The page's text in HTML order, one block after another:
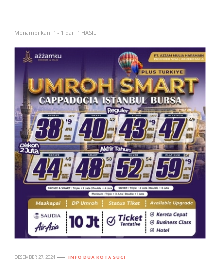
Menampilkan: 1 - 1 dari 1 HASIL
DESEMBER 27, 2024 INFO DUA KOTA SUCI